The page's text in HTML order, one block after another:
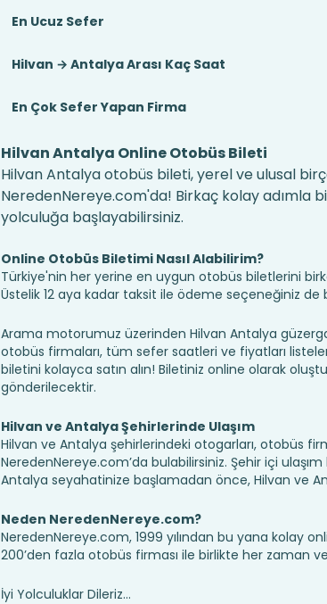
En Ucuz Sefer
Hilvan → Antalya Arası Kaç Saat
En Çok Sefer Yapan Firma
Hilvan Antalya Online Otobüs Bileti
Hilvan Antalya otobüs bileti, yerel ve ulusal
NeredenNereye.com'da! Birkaç kolay adımla
yolculuğa başlayabilirsiniz.
Online Otobüs Biletimi Nasıl Alabilirim?
Türkiye'nin her yerine en uygun otobüs biletlerini
Üstelik 12 aya kadar taksit ile ödeme seçeneğiniz de
Arama motorumuz üzerinden Hilvan Antalya
otobüs firmaları, tüm sefer saatleri ve fiyatları
biletini kolayca satın alın! Biletiniz online olarak
gönderilecektir.
Hilvan ve Antalya Şehirlerinde Ulaşım
Hilvan ve Antalya şehirlerindeki otogarları, otobüs
NeredenNereye.com’da bulabilirsiniz. Şehir içi
Antalya seyahatinize başlamadan önce, Hilvan ve
Neden NeredenNereye.com?
NeredenNereye.com, 1999 yılından bu yana kolay
200’den fazla otobüs firması ile birlikte her zaman
İyi Yolculuklar Dileriz...